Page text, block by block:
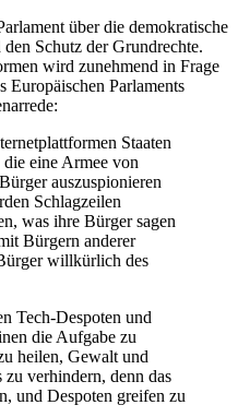
über die demokratische
Schutz der Grundrechte.
wird zunehmend in Frage
Europäischen Parlaments
Staaten
eine Armee von
auszuspionieren
Schlagzeilen
was ihre Bürger sagen
Bürgern anderer
willkürlich des
Tech-Despoten und
die Aufgabe zu
heilen, Gewalt und
verhindern, denn das
und Despoten greifen zu